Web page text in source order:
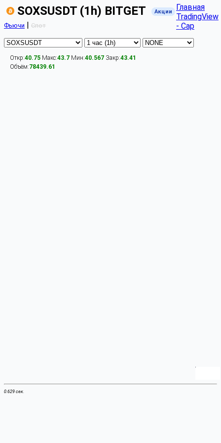
SOXSUSDT (1h) BITGET Акции
Фьючи | Спот
Главная
TradingView
- Cap
Откр:40.75 Макс:43.7 Мин:40.567 Закр:43.41
Объём:78439.61
0.629 сек.